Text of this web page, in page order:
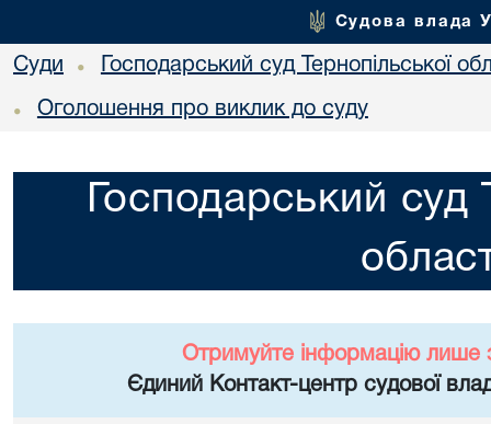
Судова влада
Суди • Господарський суд Тернопільської
• Оголошення про виклик до суду
Господарський суд
Отримуйте інформацію лише
Єдиний Контакт-центр судової